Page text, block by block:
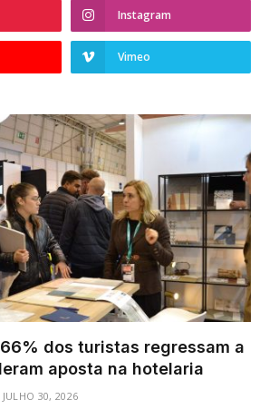
Instagram
Vimeo
66% dos turistas regressam a
aposta na hotelaria
JULHO 30, 2026